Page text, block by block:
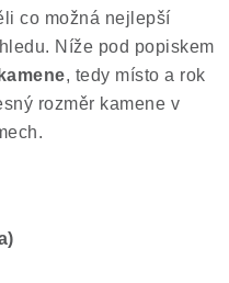
co možná nejlepší
Níže pod popiskem
, tedy místo a rok
rozměr kamene v